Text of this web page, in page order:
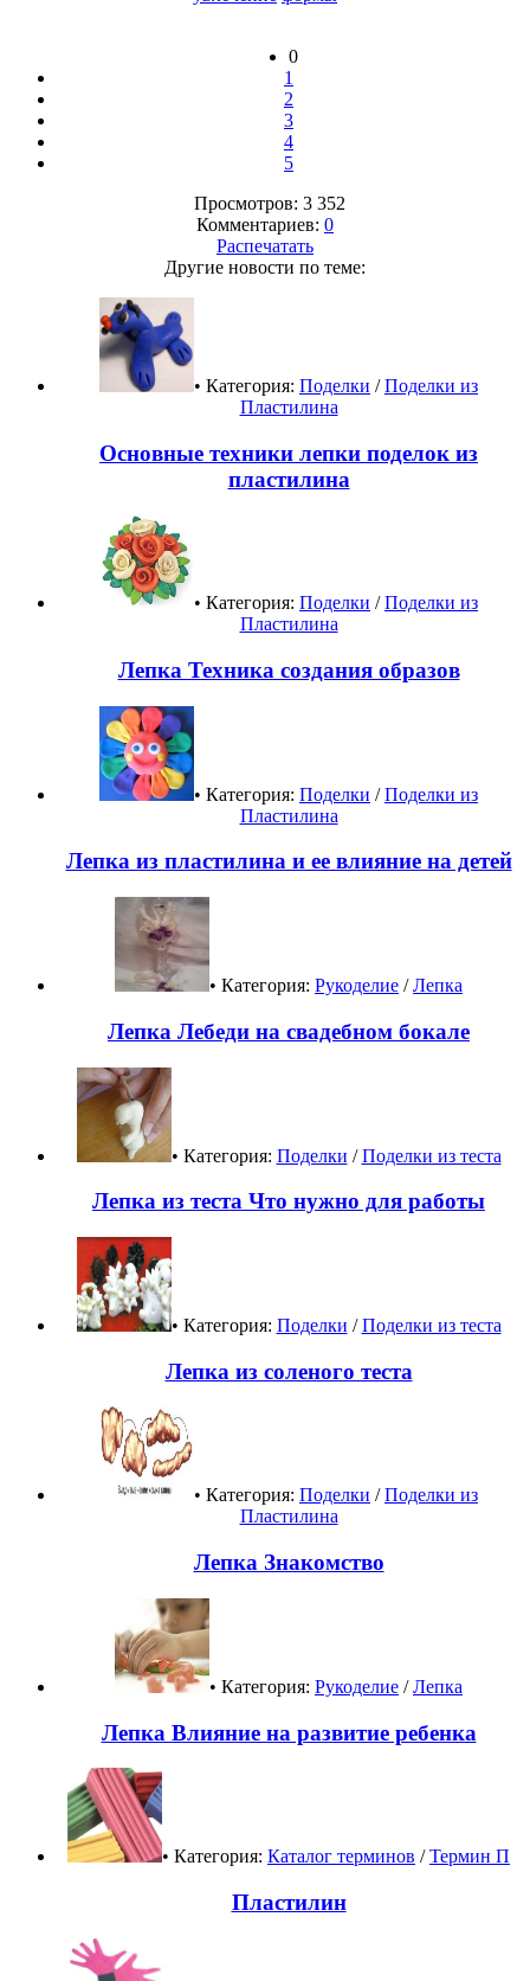
0
1
2
3
4
5
Просмотров: 3 352
Комментариев: 0
Распечатать
Другие новости по теме:
• Категория: Поделки /Поделки из
Пластилина
Основные техники лепки поделок из
пластилина
• Категория: Поделки /Поделки из
Пластилина
Лепка Техника создания образов
• Категория: Поделки /Поделки из
Пластилина
Лепка из пластилина и ее влияние на детей
• Категория: Рукоделие /Лепка
Лепка Лебеди на свадебном бокале
• Категория: Поделки /Поделки из теста
Лепка из теста Что нужно для работы
• Категория: Поделки /Поделки из теста
Лепка из соленого теста
• Категория: Поделки /Поделки из
Пластилина
Лепка Знакомство
• Категория: Рукоделие /Лепка
Лепка Влияние на развитие ребенка
• Категория: Каталог терминов /Термин П
Пластилин